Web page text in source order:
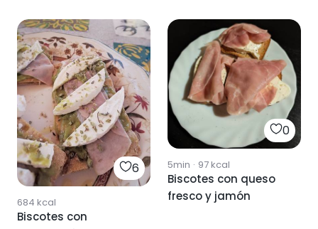
6
684 kcal
Biscotes con
0
5min · 97kcal
Biscotes con queso
fresco y jamón